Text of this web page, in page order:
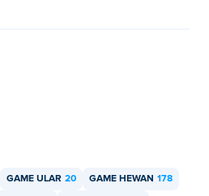
GAME ULAR 20 GAME HEWAN 178